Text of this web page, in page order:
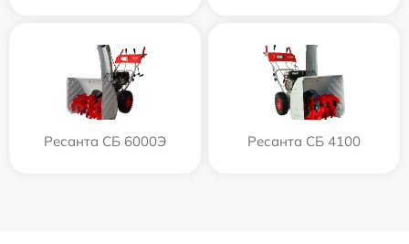
Ресанта СБ 6000Э Ресанта СБ 4100